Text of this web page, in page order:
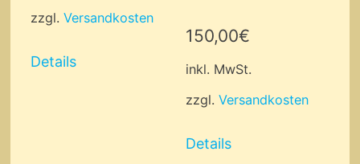
zzgl. Versandkosten
Details
150,00€
inkl. MwSt.
zzgl.Versandkosten
Details